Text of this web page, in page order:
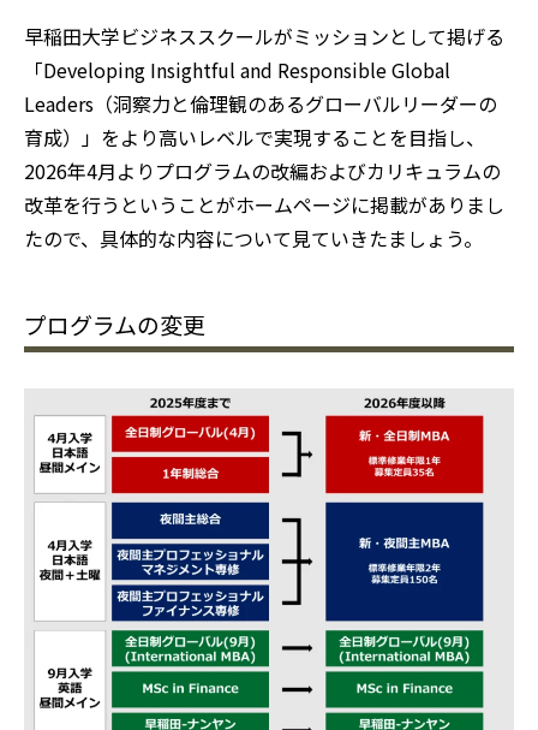
早稲田大学ビジネススクールがミッションとして掲げる
「Developing Insightful and Responsible Global
Leaders（洞察力と倫理観のあるグローバルリーダーの
育成）」をより高いレベルで実現することを目指し、
2026年4月よりプログラムの改編およびカリキュラムの
改革を行うということがホームページに掲載がありまし
たので、具体的な内容について見ていきたましょう。
プログラムの変更